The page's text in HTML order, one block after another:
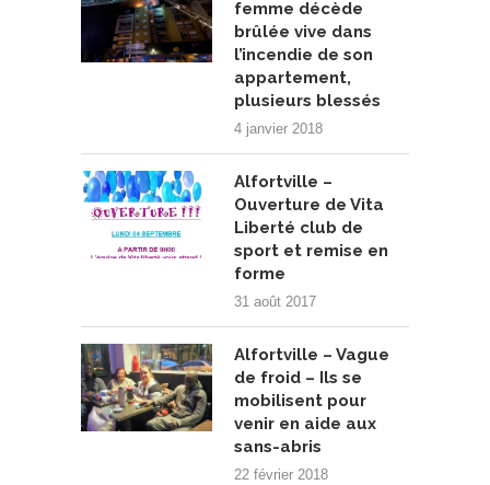
femme décède
brûlée vive dans
l’incendie de son
appartement,
plusieurs blessés
4 janvier 2018
Alfortville –
Ouverture de Vita
Liberté club de
sport et remise en
forme
31 août 2017
Alfortville – Vague
de froid – Ils se
mobilisent pour
venir en aide aux
sans-abris
22 février 2018